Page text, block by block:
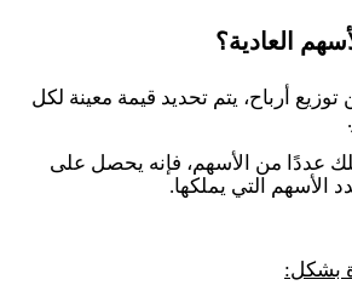
العادية؟
أرباح، يتم تحديد قيمة معينة لكل
.
عددًا من الأسهم، فإنه يحصل على
الأسهم التي يملكها.
بشكل: